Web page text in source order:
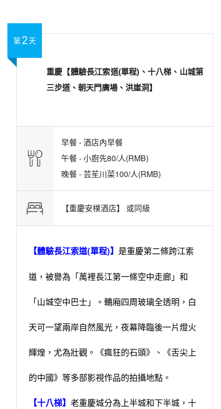
第2天
重慶【體驗長江索道(單程)、十八梯、山城第
三步道、朝天門廣場、洪崖洞】
早餐 -酒店內早餐
午餐 -小廚先80/人(RMB)
晚餐 -芸苼川菜100/人(RMB)
【重慶安樸酒店】 或同級
【體驗長江索道(單程)】 是重慶第二條跨江索
道，被譽為「萬裡長江第一條空中走廊」和
「山城空中巴士」。轎廂四周玻璃全透明，白
天可一望兩岸自然風光，夜幕降臨後一片燈火
輝煌，尤為壯觀。《瘋狂的石頭》、《舌尖上
的中國》等多部影視作品的拍攝地點。
【十八梯】 老重慶城分為上半城和下半城，十